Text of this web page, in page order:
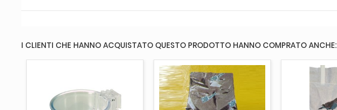
I CLIENTI CHE HANNO ACQUISTATO QUESTO PRODOTTO HANNO COMPRATO ANCHE: